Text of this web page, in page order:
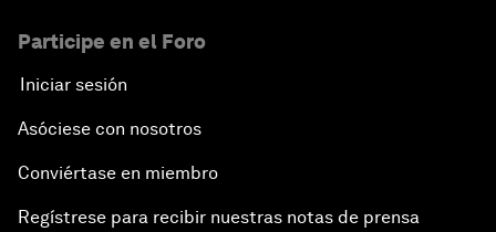
Participe en el Foro
Iniciar sesión
Asóciese con nosotros
Conviértase en miembro
Regístrese para recibir nuestras notas de prensa